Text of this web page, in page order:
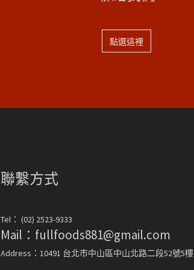
點選這裡
聯繫方式
Tel： (02) 2523-9333
Mail：fullfoods881@gmail.com
Address：10491 台北市中山區中山北路二段52號5樓